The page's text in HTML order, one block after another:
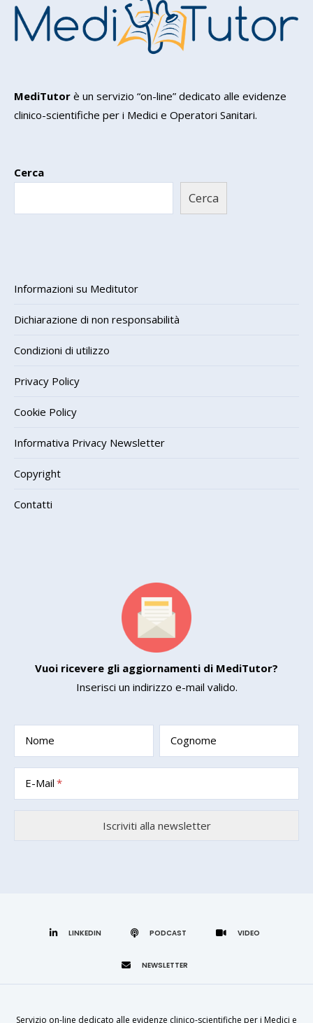
MediTutor è un servizio “on-line” dedicato alle evidenze
clinico-scientifiche per i Medici e Operatori Sanitari.
Cerca
Cerca
Informazioni su Meditutor
Dichiarazione di non responsabilità
Condizioni di utilizzo
Privacy Policy
Cookie Policy
Informativa Privacy Newsletter
Copyright
Contatti
Vuoi ricevere gli aggiornamenti di MediTutor?
Inserisci un indirizzo e-mail valido.
Nome Cognome
E-Mail
LINKEDIN
Servizio on-line dedicato alle evidenze clinico-scientifiche per i Medici e